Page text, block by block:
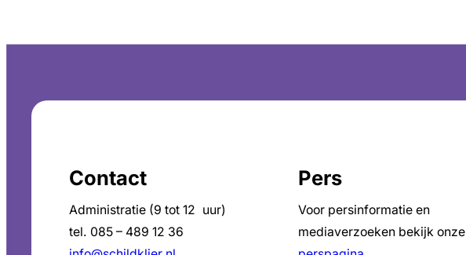
Contact
Administratie (9 tot 12 uur)
tel. 085 – 489 12 36
Pers
Voor persinformatie en
mediaverzoeken bekijk onze